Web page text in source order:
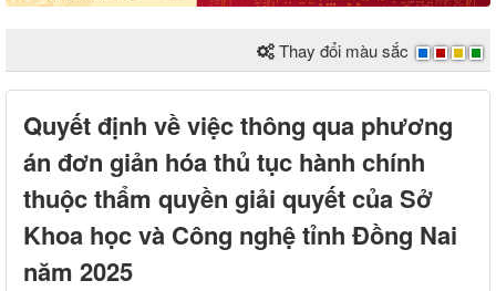
Thay đổi màu sắc
Quyết định về việc thông qua phương
án đơn giản hóa thủ tục hành chính
thuộc thẩm quyền giải quyết của Sở
Khoa học và Công nghệ tỉnh Đồng Nai
năm 2025